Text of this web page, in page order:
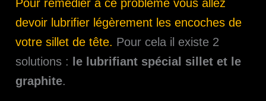
Pour remédier à ce problème vous allez
devoir lubrifier légèrement les encoches de
votre sillet de tête. Pour cela il existe 2
solutions :
le lubrifiant spécial sillet et le
graphite.